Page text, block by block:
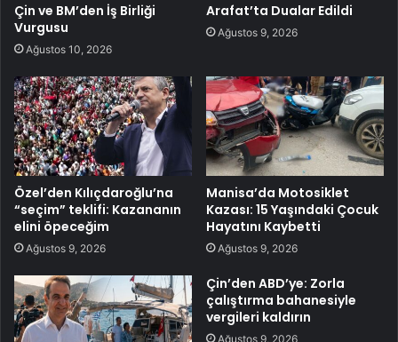
Çin ve BM’den İş Birliği
Vurgusu
Ağustos 10, 2026
Arafat’ta Dualar Edildi
Ağustos 9, 2026
Özel’den Kılıçdaroğlu’na
“seçim” teklifi: Kazananın
elini öpeceğim
Ağustos 9, 2026
Manisa’da Motosiklet
Kazası: 15 Yaşındaki Çocuk
Hayatını Kaybetti
Ağustos 9, 2026
Çin’den ABD’ye: Zorla
çalıştırma bahanesiyle
vergileri kaldırın
Ağustos 9, 2026